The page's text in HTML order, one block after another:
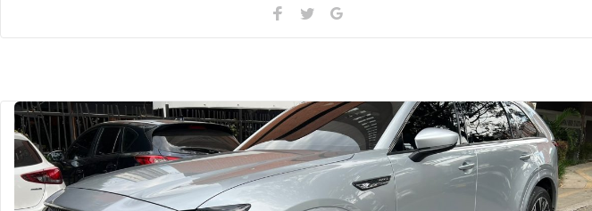
Facebook
TwitterGoogle+